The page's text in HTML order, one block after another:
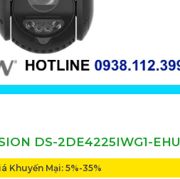
DS-2DE4225IWG1-
Khuyến Mại: 5%-35%